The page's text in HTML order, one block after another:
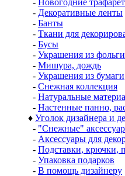
- Новогодние
- Декоративные ленты
- Банты
- Ткани для
- Бусы
- Украшения из фольги
- Мишура, дождь
- Украшения из бумаги
- Снежная коллекция
- Натуральные
- Настенные панно,
♦ Уголок дизайнера и
- "Снежные"
- Аксессуары для
- Подставки, крючки,
- Упаковка подарков
- В помощь дизайнеру